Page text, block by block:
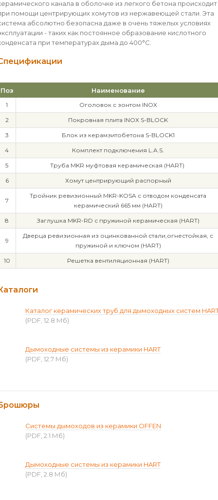
канала в оболочке из легкого бетона происходит
помощи центрирующих хомутов из нержавеющей стали. Эта
абсолютно безопасна даже в очень тяжелых условиях
- таких как постоянное образование кислотного
при температурах дыма до 400°С.
Поз Наименование
1 Оголовок с зонтом INOX
2 Покровная плита INOX S-BLOCK
3 Блок из керамзитобетона S-BLOCK1
4 Комплект подключения L.A.S.
5 Труба MKR муфтовая керамическая (HART)
6 Хомут центрирующий распорный
7
Тройник ревизионный MKR-KOSA с отводом конденсата
керамический 665 мм (HART)
8 Заглушка MKR-RD с пружиной керамическая (HART)
9
Дверца ревизионная из оцинкованной стали,огнестойкая, с
пружиной и ключом (HART)
10 Решетка вентиляционная (HART)
Каталог керамических труб для дымоходных систем
(PDF, 12.8 Мб)
Дымоходные системы из керамики HART
(PDF, 12.7 Мб)
Системы дымоходов из керамики OFFEN
(PDF, 2.1 Мб)
Дымоходные системы из керамики HART
(PDF, 2.8 Мб)